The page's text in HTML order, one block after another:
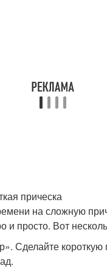
прическа
на сложную
и просто. Вот
Сделайте короткую